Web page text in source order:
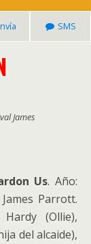
SMS
James
Us. Año:
Parrott.
(Ollie),
del alcaide),